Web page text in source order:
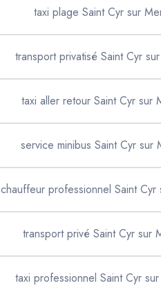
taxi plage Saint Cyr sur
transport privatisé Saint Cyr
taxi aller retour Saint Cyr sur
service minibus Saint Cyr sur
chauffeur professionnel Saint Cyr
transport privé Saint Cyr sur
taxi professionnel Saint Cyr